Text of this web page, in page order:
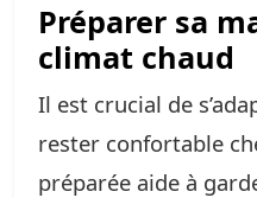
Préparer sa
climat chaud
Il est crucial de
rester confortable
préparée aide à